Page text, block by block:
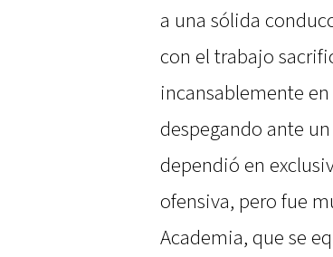
a una sólida
con el trabajo
incansablemente
despegando ante
dependió en
ofensiva, pero fue
Academia, que se